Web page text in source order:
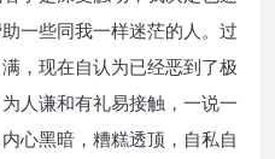
一些同我一样迷茫的人。过
，现在自认为已经恶到了极
人谦和有礼易接触，一说一
心黑暗，糟糕透顶，自私自